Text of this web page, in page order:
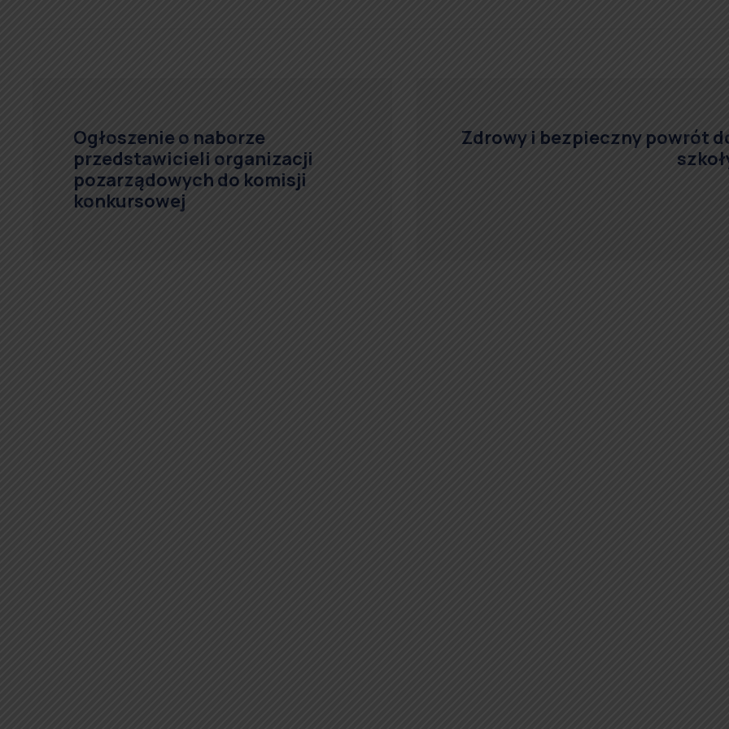
Ogłoszenie o naborze
przedstawicieli organizacji
pozarządowych do komisji
konkursowej
Zdrowy i bezpieczny powrót